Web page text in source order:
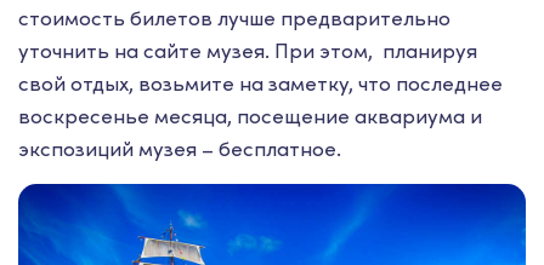
стоимость билетов лучше предварительно
уточнить на сайте музея. При этом, планируя
свой отдых, возьмите на заметку, что последнее
воскресенье месяца, посещение аквариума и
экспозиций музея – бесплатное.